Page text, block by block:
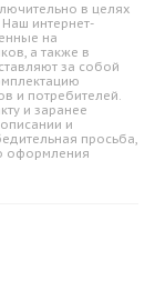
в целях
интернет-
на
а также в
за собой
и потребителей.
и заранее
и
просьба,
оформления